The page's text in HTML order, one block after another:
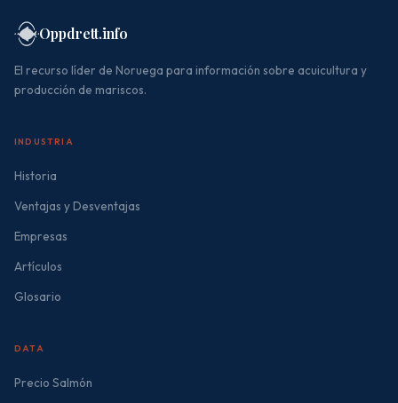
Oppdrett.info
El recurso líder de Noruega para información sobre acuicultura y
producción de mariscos.
INDUSTRIA
Historia
Ventajas y Desventajas
Empresas
Artículos
Glosario
DATA
Precio Salmón